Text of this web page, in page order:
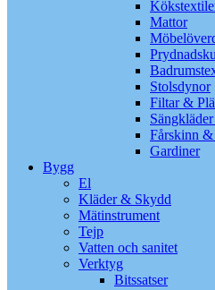
Mattor
Stolsdynor
Filtar &
Fårskinn
Gardiner
Bygg
El
Kläder & Skydd
Mätinstrument
Tejp
Vatten och sanitet
Verktyg
Bitssatser